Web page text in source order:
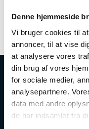
Denne hjemmeside
Vi bruger cookies til
annoncer, til at vise
at analysere vores
din brug af vores
for sociale medier,
analysepartnere.
data med andre
de har indsamlet fra
Uddannelses-